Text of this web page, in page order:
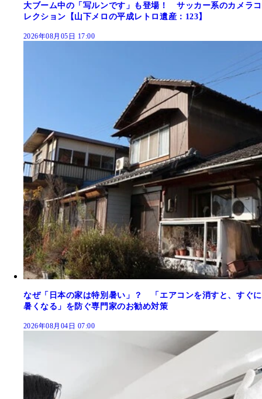
大ブーム中の「写ルンです」も登場！ サッカー系のカメラコ
レクション【山下メロの平成レトロ遺産：123】
2026年08月05日 17:00
なぜ「日本の家は特別暑い」？ 「エアコンを消すと、すぐに
暑くなる」を防ぐ専門家のお勧め対策
2026年08月04日 07:00